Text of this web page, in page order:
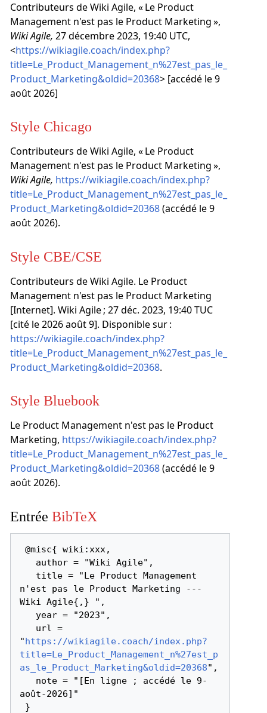
Contributeurs de Wiki Agile, « Le Product
Management n'est pas le Product Marketing »,
Wiki Agile, 27 décembre 2023, 19:40 UTC,
<https://wikiagile.coach/index.php?
title=Le_Product_Management_n%27est_pas_le_
Product_Marketing&oldid=20368> [accédé le 9
août 2026]
Style Chicago
Contributeurs de Wiki Agile, « Le Product
Management n'est pas le Product Marketing »,
Wiki Agile, https://wikiagile.coach/index.php?
title=Le_Product_Management_n%27est_pas_le_
Product_Marketing&oldid=20368(accédé le 9
août 2026).
Style CBE/CSE
Contributeurs de Wiki Agile. Le Product
Management n'est pas le Product Marketing
[Internet]. Wiki Agile ; 27 déc. 2023, 19:40 TUC
[cité le 2026 août 9]. Disponible sur :
https://wikiagile.coach/index.php?
title=Le_Product_Management_n%27est_pas_le_
Product_Marketing&oldid=20368.
Style Bluebook
Le Product Management n'est pas le Product
Marketing, https://wikiagile.coach/index.php?
title=Le_Product_Management_n%27est_pas_le_
Product_Marketing&oldid=20368(accédé le 9
août 2026).
Entrée BibTeX
@misc{ wiki:xxx,
n'est pas le Product Marketing ---
Wiki Agile{,} ",
"https://wikiagile.coach/index.php?
title=Le_Product_Management_n%27est_p
as_le_Product_Marketing&oldid=20368",
août-2026]"